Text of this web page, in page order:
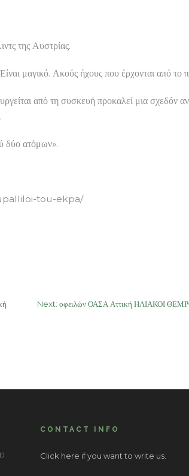
της Αυστρίας.
μαγικό. Ακούς ήχους που έρχονται από το
από τη συσκευή προκαλεί μια
δύο ατόμων».
tou-ekpa/
Next: οφειλών ΟΑΣΑ Αττική ΗΛΙΑΚΟΙ
CONTACT INFO
Click here if you want to write us.